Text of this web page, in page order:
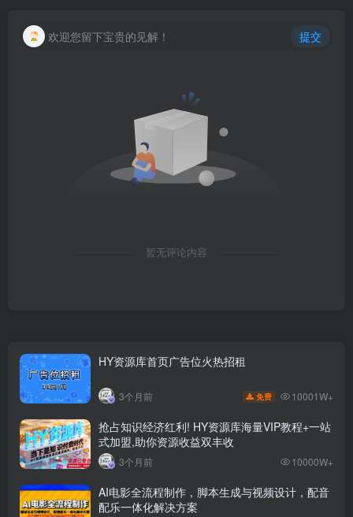
欢迎您留下宝贵的见解！ 提交
暂无评论内容
HY资源库首页广告位火热招租
3个月前 免费 10001W+
抢占知识经济红利! HY资源库海量VIP教程+一站
式加盟,助你资源收益双丰收
3个月前 10000W+
AI电影全流程制作，脚本生成与视频设计，配音
配乐一体化解决方案